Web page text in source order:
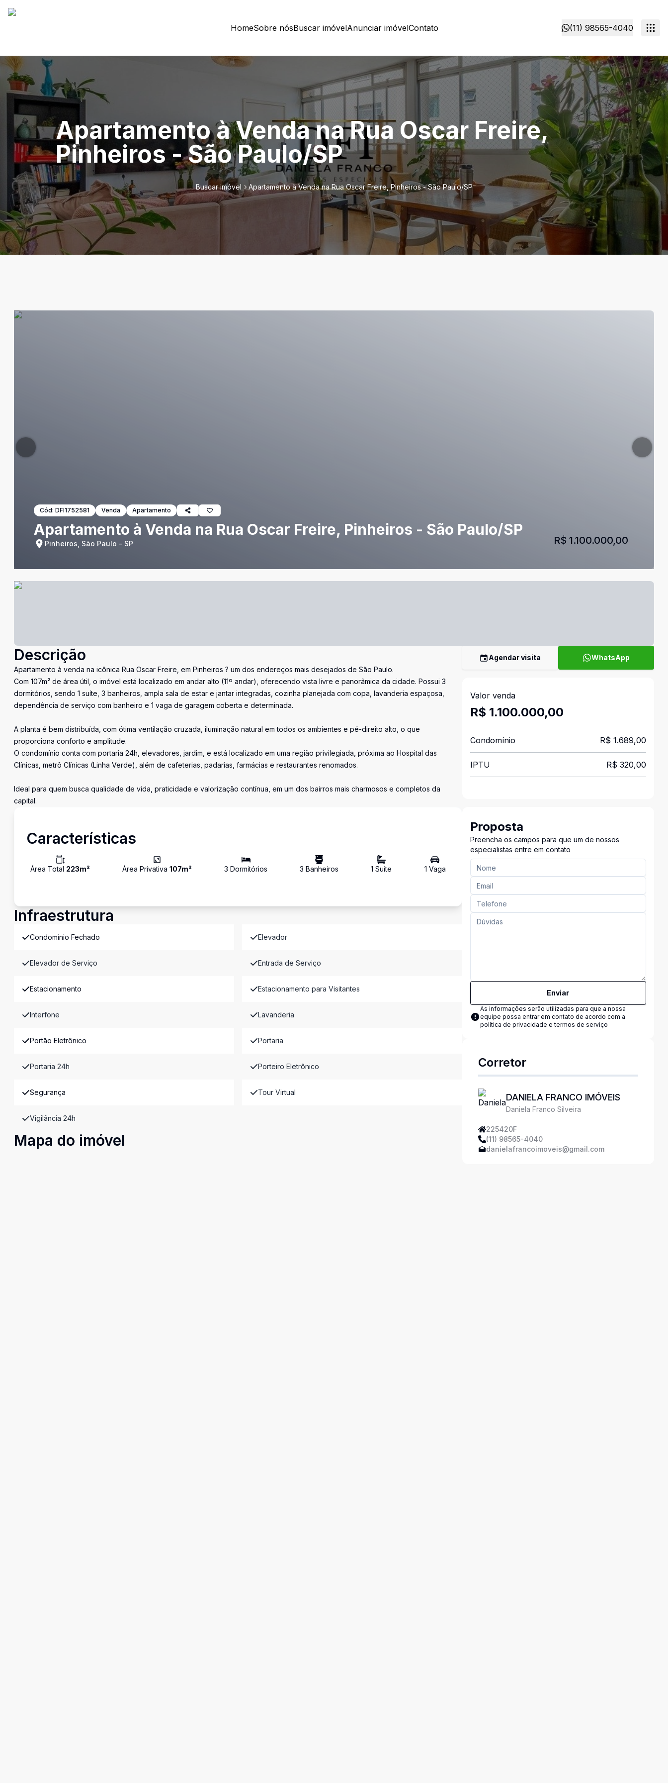
HomeSobre nósBuscar imóvelAnunciar imóvelContato (11) 98565-4040
Apartamento à Venda na Rua Oscar Freire,
Pinheiros - São Paulo/SP
Buscar imóvel Apartamento à Venda na Rua Oscar Freire, Pinheiros - São Paulo/SP
Cód: DFI1752581 Venda Apartamento
Apartamento à Venda na Rua Oscar Freire, Pinheiros - São Paulo/SP
Pinheiros, São Paulo - SP R$ 1.100.000,00
Descrição
Apartamento à venda na icônica Rua Oscar Freire, em Pinheiros ? um dos endereços mais desejados de São Paulo.
Com 107m² de área útil, o imóvel está localizado em andar alto (11º andar), oferecendo vista livre e panorâmica da cidade. Possui 3
dormitórios, sendo 1 suíte, 3 banheiros, ampla sala de estar e jantar integradas, cozinha planejada com copa, lavanderia espaçosa,
dependência de serviço com banheiro e 1 vaga de garagem coberta e determinada.
A planta é bem distribuída, com ótima ventilação cruzada, iluminação natural em todos os ambientes e pé-direito alto, o que
proporciona conforto e amplitude.
O condomínio conta com portaria 24h, elevadores, jardim, e está localizado em uma região privilegiada, próxima ao Hospital das
Clínicas, metrô Clínicas (Linha Verde), além de cafeterias, padarias, farmácias e restaurantes renomados.
Ideal para quem busca qualidade de vida, praticidade e valorização contínua, em um dos bairros mais charmosos e completos da
capital.
Características
Área Total 223m² Área Privativa107m² 3 Dormitórios 3 Banheiros 1 Suíte 1 Vaga
Infraestrutura
Condomínio Fechado Elevador
Elevador de Serviço Entrada de Serviço
Estacionamento Estacionamento para Visitantes
Interfone Lavanderia
Portão Eletrônico Portaria
Portaria 24h Porteiro Eletrônico
Segurança Tour Virtual
Vigilância 24h
Mapa do imóvel
Agendar visita WhatsApp
Valor venda
R$ 1.100.000,00
Condomínio R$ 1.689,00
IPTU R$ 320,00
Proposta
Preencha os campos para que um de nossos
especialistas entre em contato
Enviar
As informações serão utilizadas para que a nossa
equipe possa entrar em contato de acordo com a
política de privacidade e termos de serviço
Corretor
DANIELA FRANCO IMÓVEIS
Daniela Franco Silveira
225420F
(11) 98565-4040
danielafrancoimoveis@gmail.com